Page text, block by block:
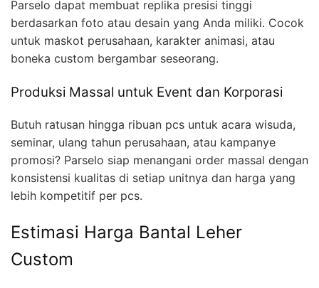
Parselo dapat membuat replika presisi tinggi
berdasarkan foto atau desain yang Anda miliki. Cocok
untuk maskot perusahaan, karakter animasi, atau
boneka custom bergambar seseorang.
Produksi Massal untuk Event dan Korporasi
Butuh ratusan hingga ribuan pcs untuk acara wisuda,
seminar, ulang tahun perusahaan, atau kampanye
promosi? Parselo siap menangani order massal dengan
konsistensi kualitas di setiap unitnya dan harga yang
lebih kompetitif per pcs.
Estimasi Harga Bantal Leher
Custom